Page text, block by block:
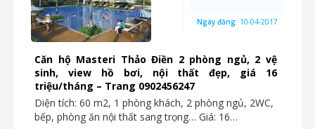
Căn hộ Masteri Thảo Điền 2 phòng ngủ, 2 vệ
sinh, view hồ bơi, nội thất đẹp, giá 16
triệu/tháng – Trang 0902456247
Diện tích: 60 m2, 1 phòng khách, 2 phòng ngủ, 2WC,
bếp, phòng ăn nội thất sang trọng… Giá: 16…
Ngày đăng: 10-04-2017